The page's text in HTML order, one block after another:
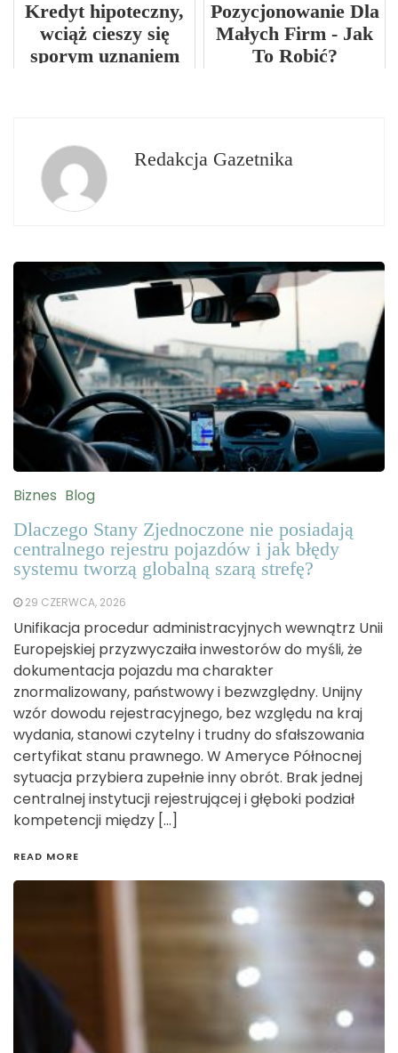
Kredyt hipoteczny,
wciąż cieszy się
sporym uznaniem
Pozycjonowanie Dla
Małych Firm - Jak
To Robić?
Redakcja Gazetnika
Biznes Blog
Dlaczego Stany Zjednoczone nie posiadają
centralnego rejestru pojazdów i jak błędy
systemu tworzą globalną szarą strefę?
29 CZERWCA, 2026
Unifikacja procedur administracyjnych wewnątrz Unii
Europejskiej przyzwyczaiła inwestorów do myśli, że
dokumentacja pojazdu ma charakter
znormalizowany, państwowy i bezwzględny. Unijny
wzór dowodu rejestracyjnego, bez względu na kraj
wydania, stanowi czytelny i trudny do sfałszowania
certyfikat stanu prawnego. W Ameryce Północnej
sytuacja przybiera zupełnie inny obrót. Brak jednej
centralnej instytucji rejestrującej i głęboki podział
kompetencji między […]
READ MORE